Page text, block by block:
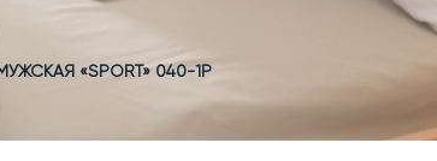
«SPORT» 040-1P